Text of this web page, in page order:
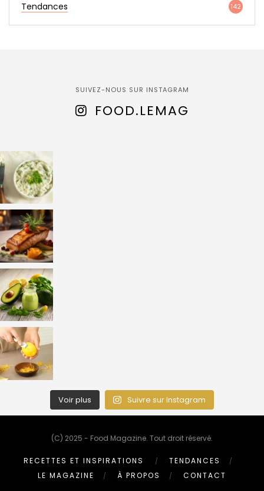
Tendances 142
SUIVEZ-NOUS SUR INSTAGRAM
FOOD.LEMAG
Voir plus Suivre sur Instagram
(C) 2025 - Food Magazine. Tout droit réservé.
RECETTES ET INSPIRATIONS
TENDANCES
LE MAGAZINE
À PROPOS CONTACT